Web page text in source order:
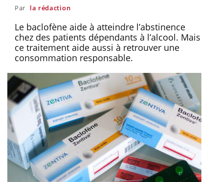
Par la rédaction
Le baclofène aide à atteindre l’abstinence
chez des patients dépendants à l’alcool. Mais
ce traitement aide aussi à retrouver une
consommation responsable.